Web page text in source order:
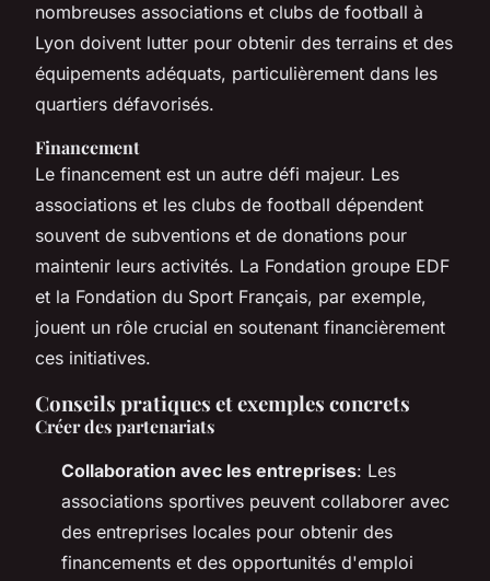
nombreuses associations et clubs de football à
Lyon doivent lutter pour obtenir des terrains et des
équipements adéquats, particulièrement dans les
quartiers défavorisés.
Financement
Le financement est un autre défi majeur. Les
associations et les clubs de football dépendent
souvent de subventions et de donations pour
maintenir leurs activités. La Fondation groupe EDF
et la Fondation du Sport Français, par exemple,
jouent un rôle crucial en soutenant financièrement
ces initiatives.
Conseils pratiques et exemples concrets
Créer des partenariats
Collaboration avec les entreprises: Les
associations sportives peuvent collaborer avec
des entreprises locales pour obtenir des
financements et des opportunités d'emploi